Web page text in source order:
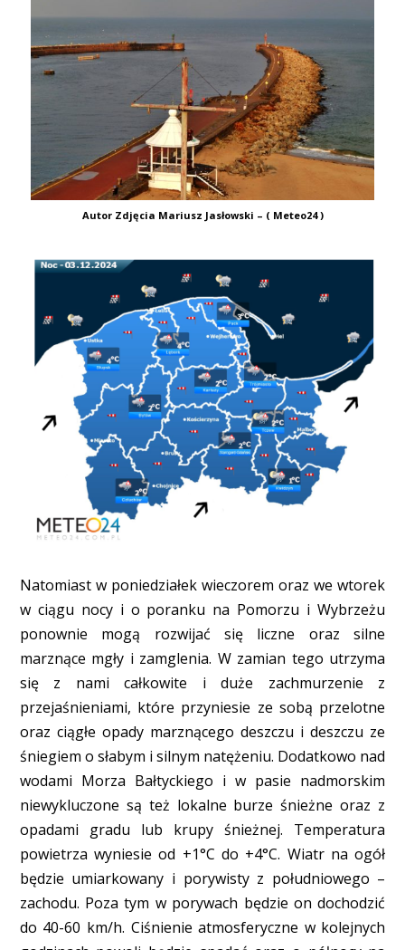
Autor Zdjęcia Mariusz Jasłowski – ( Meteo24 )
Natomiast w poniedziałek wieczorem oraz we wtorek
w ciągu nocy i o poranku na Pomorzu i Wybrzeżu
ponownie mogą rozwijać się liczne oraz silne
marznące mgły i zamglenia. W zamian tego utrzyma
się z nami całkowite i duże zachmurzenie z
przejaśnieniami, które przyniesie ze sobą przelotne
oraz ciągłe opady marznącego deszczu i deszczu ze
śniegiem o słabym i silnym natężeniu. Dodatkowo nad
wodami Morza Bałtyckiego i w pasie nadmorskim
niewykluczone są też lokalne burze śnieżne oraz z
opadami gradu lub krupy śnieżnej. Temperatura
powietrza wyniesie od +1°C do +4°C. Wiatr na ogół
będzie umiarkowany i porywisty z południowego –
zachodu. Poza tym w porywach będzie on dochodzić
do 40-60 km/h. Ciśnienie atmosferyczne w kolejnych